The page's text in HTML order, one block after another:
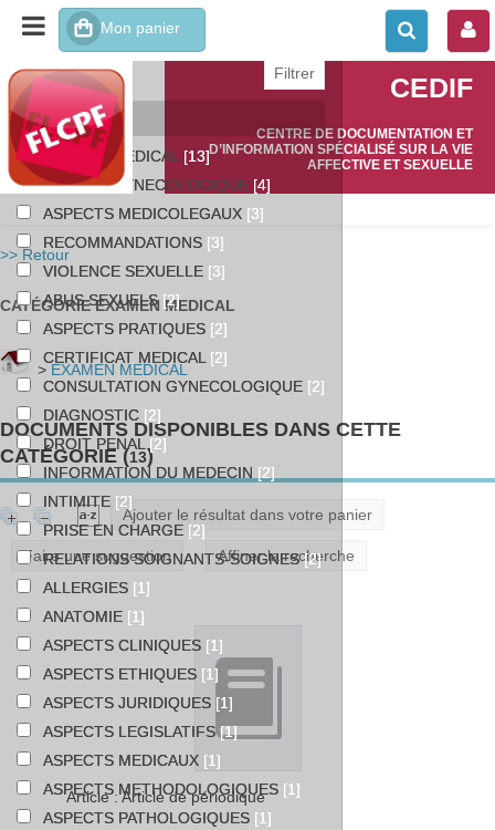
CEDIF
CENTRE DE DOCUMENTATION ET
D’INFORMATION SPÉCIALISÉ SUR LA VIE
AFFECTIVE ET SEXUELLE
>> Retour
CATÉGORIE EXAMEN MEDICAL
> EXAMEN MEDICAL
DOCUMENTS DISPONIBLES DANS CETTE
CATÉGORIE (13)
Ajouter le résultat dans votre panier
Faire une suggestion Affiner la recherche
Article : Article de périodique
affiner ou comparer
Catégories
EXAMEN MEDICAL [13]
EXAMEN GYNECOLOGIQUE [4]
ASPECTS MEDICOLEGAUX [3]
RECOMMANDATIONS [3]
VIOLENCE SEXUELLE [3]
ABUS SEXUELS [2]
ASPECTS PRATIQUES [2]
CERTIFICAT MEDICAL [2]
CONSULTATION GYNECOLOGIQUE [2]
DIAGNOSTIC [2]
DROIT PENAL[2]
INFORMATION DU MEDECIN [2]
INTIMITE [2]
PRISE EN CHARGE [2]
RELATIONS SOIGNANTS-SOIGNES[2]
ALLERGIES [1]
ANATOMIE [1]
ASPECTS CLINIQUES [1]
ASPECTS ETHIQUES [1]
ASPECTS JURIDIQUES [1]
ASPECTS LEGISLATIFS[1]
ASPECTS MEDICAUX [1]
ASPECTS METHODOLOGIQUES [1]
ASPECTS PATHOLOGIQUES [1]